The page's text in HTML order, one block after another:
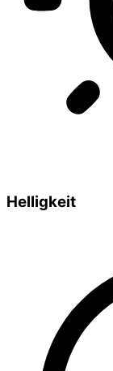
Helligkeit